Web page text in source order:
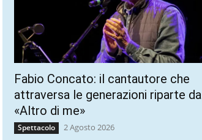
Fabio Concato: il cantautore che
attraversa le generazioni riparte da
«Altro di me»
Spettacolo 2 Agosto 2026